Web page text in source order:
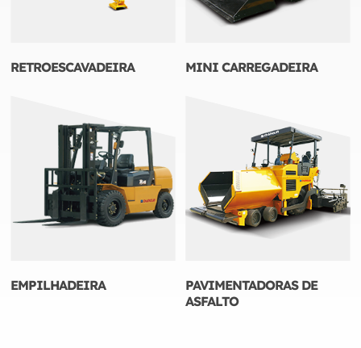
RETROESCAVADEIRA MINI CARREGADEIRA
EMPILHADEIRA
PAVIMENTADORAS DE
ASFALTO